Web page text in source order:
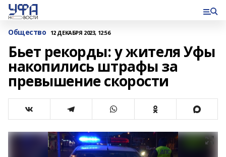
Общество 12 ДЕКАБРЯ 2023, 12:56
Бьет рекорды: у жителя Уфы
накопились штрафы за
превышение скорости